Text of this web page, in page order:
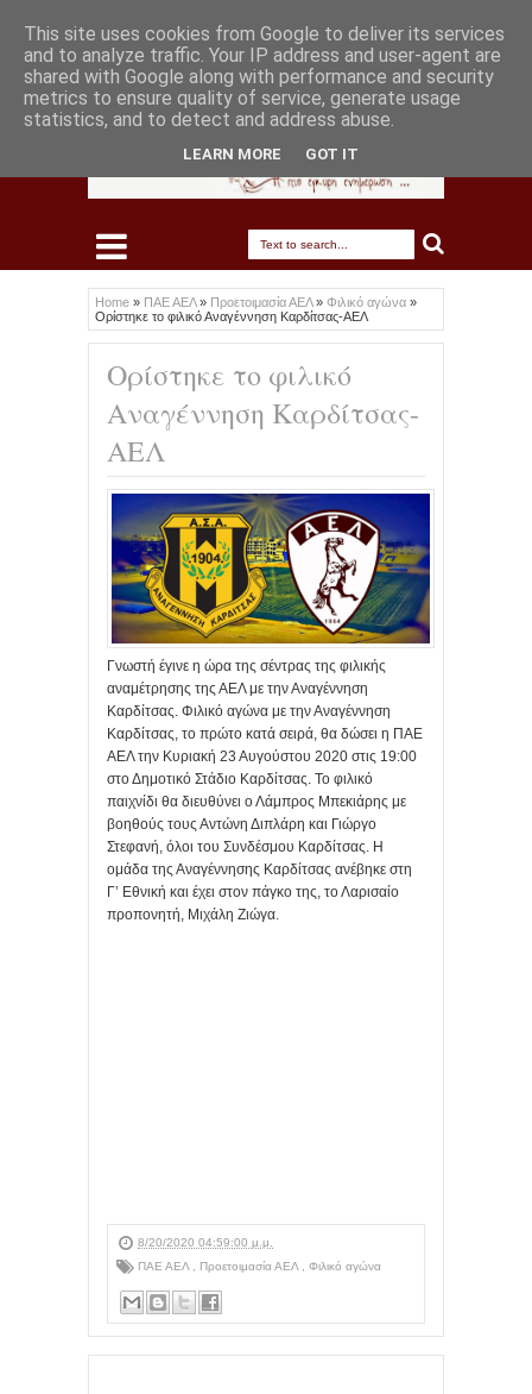
Home » ΠΑΕ ΑΕΛ» Προετοιμασία ΑΕΛ» Φιλικό αγώνα »
Ορίστηκε το φιλικό Αναγέννηση Καρδίτσας-ΑΕΛ
Ορίστηκε το φιλικό
Αναγέννηση Καρδίτσας-
ΑΕΛ
Γνωστή έγινε η ώρα της σέντρας της φιλικής
αναμέτρησης της ΑΕΛ με την Αναγέννηση
Καρδίτσας. Φιλικό αγώνα με την Αναγέννηση
Καρδίτσας, το πρώτο κατά σειρά, θα δώσει η ΠΑΕ
ΑΕΛ την Κυριακή 23 Αυγούστου 2020 στις 19:00
στο Δημοτικό Στάδιο Καρδίτσας. Το φιλικό
παιχνίδι θα διευθύνει ο Λάμπρος Μπεκιάρης με
βοηθούς τους Αντώνη Διπλάρη και Γιώργο
Στεφανή, όλοι του Συνδέσμου Καρδίτσας. Η
ομάδα της Αναγέννησης Καρδίτσας ανέβηκε στη
Γ’ Εθνική και έχει στον πάγκο της, το Λαρισαίο
προπονητή, Μιχάλη Ζιώγα.
8/20/2020 04:59:00 μ.μ.
ΠΑΕ ΑΕΛ
Προετοιμασία ΑΕΛ Φιλικό αγώνα
This site uses cookies from Google to deliver its services
and to analyze traffic. Your IP address and user-agent are
shared with Google along with performance and security
metrics to ensure quality of service, generate usage
statistics, and to detect and address abuse.
LEARN MORE GOT IT